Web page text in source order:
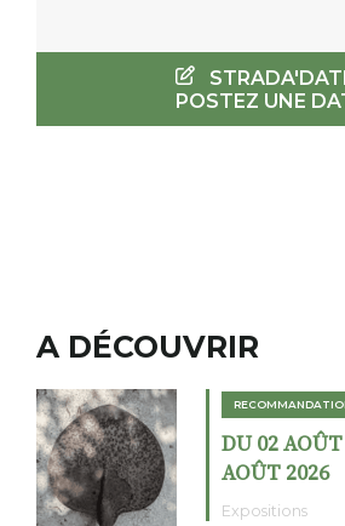
POSTEZ UNE
A DÉCOUVRIR
DU 02
AOÛT 2026
Expositions